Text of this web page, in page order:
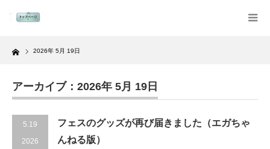
Home 2026年 5月 19日
アーカイブ：2026年 5月 19日
5.19
2026
フェスのグッズが再び届きました（エガちゃ
んねる版）